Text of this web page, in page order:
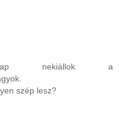
nekiállok a
szép lesz?